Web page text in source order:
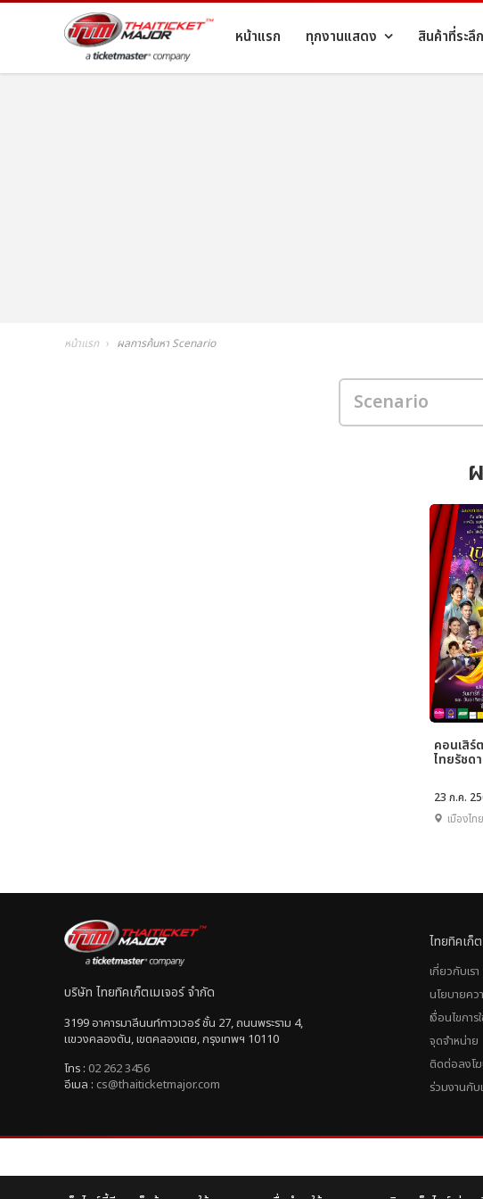
หน้าแรก ทุกงานแสดง สินค้าที่ระลึก
หน้าแรก ผลการค้นหา Scenario
คอนเสิร์
ไทยรัชด
23 ก.ค.
เมืองไ
บริษัท ไทยทิคเก็ตเมเจอร์ จำกัด
3199 อาคารมาลีนนท์ทาวเวอร์ ชั้น 27, ถนนพระราม 4,
แขวงคลองตัน, เขตคลองเตย, กรุงเทพฯ 10110
โทร : 02 262 3456
อีเมล : cs@thaiticketmajor.com
ไทยทิคเก็
เกี่ยวกับเรา
นโยบายค
เงื่อนไขการ
จุดจำหน่าย
ติดต่อลงโ
ร่วมงานกับ